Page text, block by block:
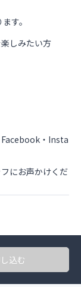
す。
しみたい方
・Insta
にお声かけくだ
込む